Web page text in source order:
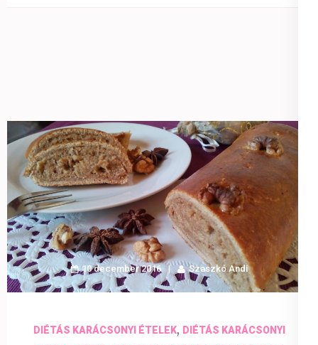
10 december 2016 Szaszkó Andi
DIÉTÁS KARÁCSONYI ÉTELEK, DIÉTÁS KARÁCSONYI